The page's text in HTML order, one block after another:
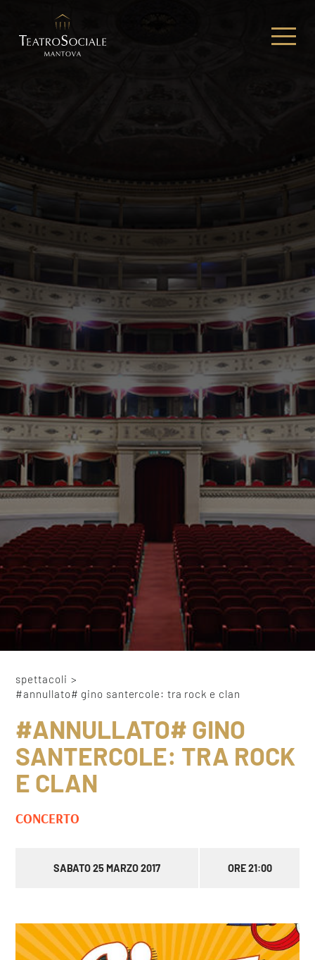
spettacoli >
#annullato# gino santercole: tra rock e clan
#ANNULLATO# GINO
SANTERCOLE: TRA ROCK
E CLAN
CONCERTO
SABATO 25 MARZO 2017 ORE 21:00